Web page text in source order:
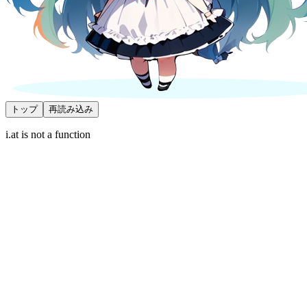
トップ 再読み込み
i.at is not a function